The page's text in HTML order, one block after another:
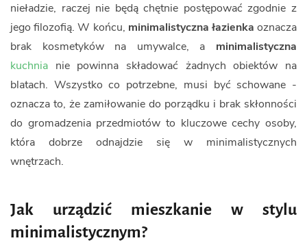
nieładzie, raczej nie będą chętnie postępować zgodnie z
jego filozofią. W końcu, minimalistyczna łazienka oznacza
brak kosmetyków na umywalce, a minimalistyczna
kuchnia nie powinna składować żadnych obiektów na
blatach. Wszystko co potrzebne, musi być schowane -
oznacza to, że zamiłowanie do porządku i brak skłonności
do gromadzenia przedmiotów to kluczowe cechy osoby,
która dobrze odnajdzie się w minimalistycznych
wnętrzach.
Jak urządzić mieszkanie w stylu
minimalistycznym?